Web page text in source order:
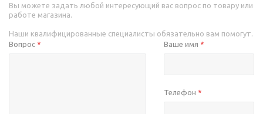
Вы можете задать любой интересующий вас вопрос по товару или
работе магазина.
Наши квалифицированные специалисты обязательно вам помогут.
Вопрос * Ваше имя *
Телефон *